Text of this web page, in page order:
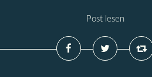
Post lesen